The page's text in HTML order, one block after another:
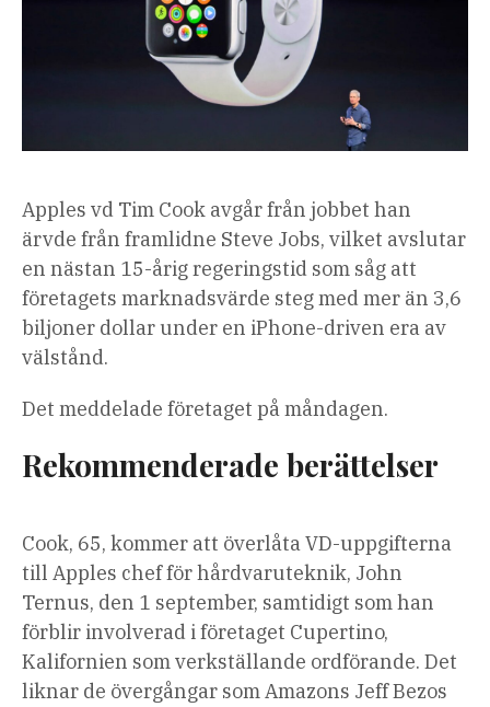
Apples vd Tim Cook avgår från jobbet han
ärvde från framlidne Steve Jobs, vilket avslutar
en nästan 15-årig regeringstid som såg att
företagets marknadsvärde steg med mer än 3,6
biljoner dollar under en iPhone-driven era av
välstånd.
Det meddelade företaget på måndagen.
Rekommenderade berättelser
med
4
artiklar
av
listan
Cook, 65, kommer att överlåta VD-uppgifterna
till Apples chef för hårdvaruteknik, John
Ternus, den 1 september, samtidigt som han
förblir involverad i företaget Cupertino,
Kalifornien som verkställande ordförande. Det
liknar de övergångar som Amazons Jeff Bezos